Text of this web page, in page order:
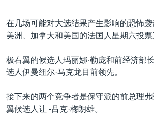
重要讲话与声明
台海两岸关系
南中国海争端
关注西藏
关注新疆
GEN Z 看美国
在几场可能对大选结果产生影响的恐怖
美洲、加拿大和美国的法国人星期六投票
极右翼的候选人玛丽娜·勒庞和前经济部
选人伊曼纽尔·马克龙目前领先。
接下来的两个竞争者是保守派的前总理弗
翼候选人让 -吕克·梅朗雄。